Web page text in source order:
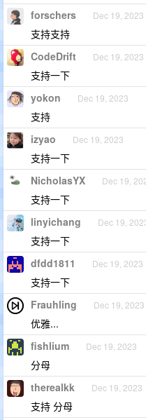
forschers Dec 19, 2023
支持支持
CodeDrift Dec 19, 2023
支持一下
yokon Dec 19, 2023
支持
izyao Dec 19, 2023
支持一下
NicholasYX Dec 19,
支持一下
linyichang Dec 19,
支持一下
dfdd1811 Dec 19, 2023
支持一下
Frauhling Dec 19, 2023
优雅...
fishlium Dec 19, 2023
分母
therealkk Dec 19, 2023
支持 分母